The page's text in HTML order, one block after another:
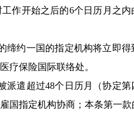
工作开始之后的6个日历月之内
缔约一国的指定机构将立即
疗保险国际联络处。
派遣超过48个日历月（协定
国指定机构协商；本条第一